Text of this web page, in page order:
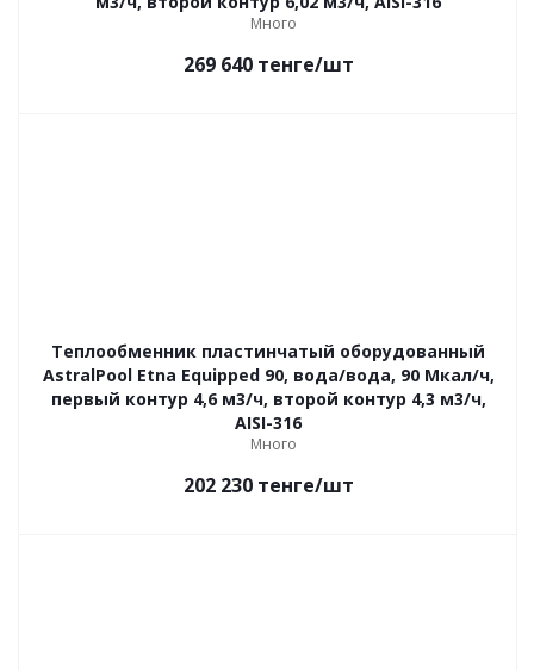
Много
269 640тенге/шт
Теплообменник пластинчатый оборудованный
AstralPool Etna Equipped 90, вода/вода, 90 Мкал/ч,
первый контур 4,6 м3/ч, второй контур 4,3 м3/ч,
AISI-316
Много
202 230тенге/шт